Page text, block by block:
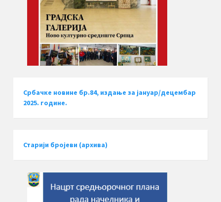
Србачке новине бр.84, издање за јануар/децембар
2025. године.
Старији бројеви (архива)